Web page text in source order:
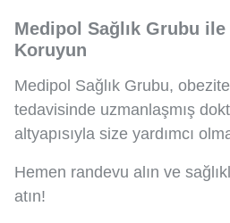
Medipol Sağlık Grubu ile
Koruyun
Medipol Sağlık Grubu,
tedavisinde uzmanlaşmış
altyapısıyla size yardımcı
Hemen randevu alın ve
atın!